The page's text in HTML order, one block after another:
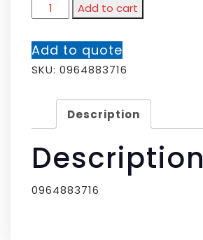
Add to cart
Add to quote
SKU: 0964883716
Description
Description
0964883716